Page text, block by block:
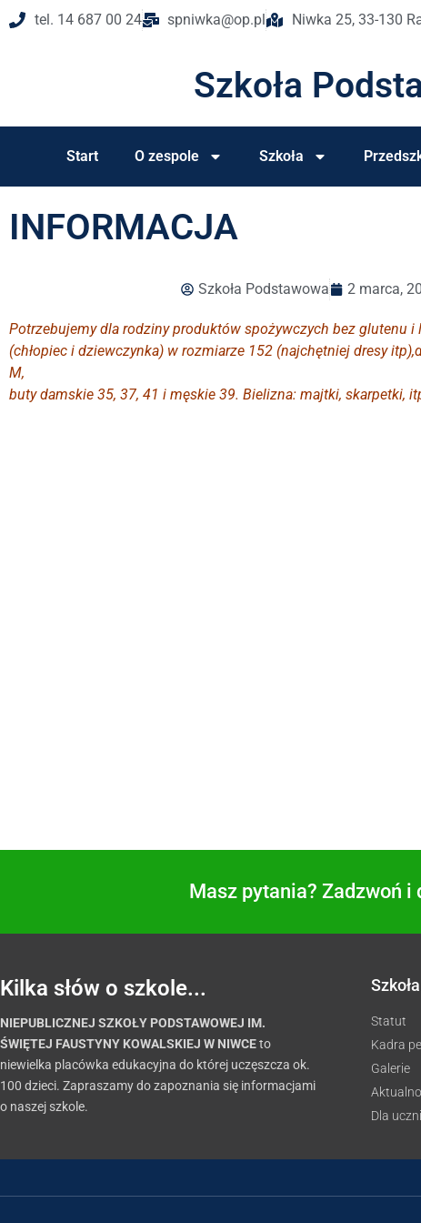
tel. 14 687 00 24 spniwka@op.pl Niwka 25, 33-130
Szkoła
Start O zespole Szkoła
INFORMACJA
Szkoła Podstawowa 2 marca,
Potrzebujemy dla rodziny produktów spożywczych bez glutenu i
(chłopiec i dziewczynka) w rozmiarze 152 (najchętniej dresy
M,
buty damskie 35, 37, 41 i męskie 39. Bielizna: majtki, skarpetki,
Masz pytania? Zadzwoń
Kilka słów o szkole...
NIEPUBLICZNEJ SZKOŁY PODSTAWOWEJ IM.
ŚWIĘTEJ FAUSTYNY KOWALSKIEJ W NIWCEto
niewielka placówka edukacyjna do której uczęszcza ok.
100 dzieci. Zapraszamy do zapoznania się informacjami
o naszej szkole.
Statut
Kadra
Galerie
Dla